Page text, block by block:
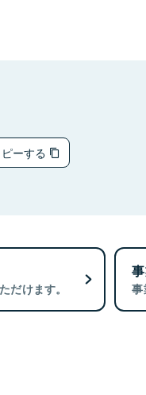
ーする
だけます。 事